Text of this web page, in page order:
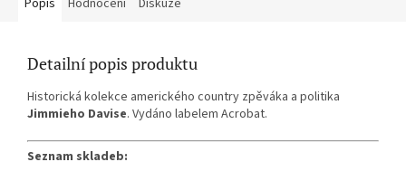
Popis Hodnocení Diskuze
Detailní popis produktu
Historická kolekce amerického country zpěváka a politika
Jimmieho Davise. Vydáno labelem Acrobat.
Seznam skladeb: